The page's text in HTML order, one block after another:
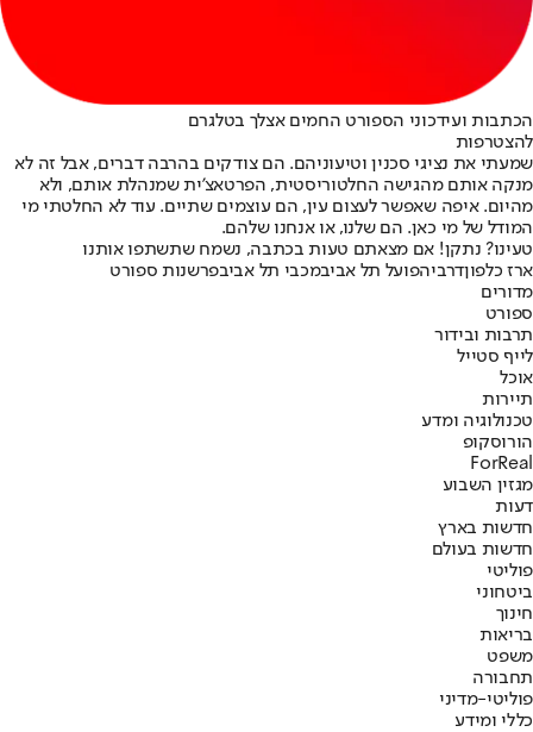
הכתבות ועידכוני הספורט החמים אצלך בטלגרם
להצטרפות
שמעתי את נציגי סכנין וטיעוניהם. הם צודקים בהרבה דברים, אבל זה לא
מנקה אותם מהגישה החלטוריסטית, הפרטאצ'ית שמנהלת אותם, ולא
מהיום. איפה שאפשר לעצום עין, הם עוצמים שתיים. עוד לא החלטתי מי
המודל של מי כאן. הם שלנו, או אנחנו שלהם.
טעינו? נתקן! אם מצאתם טעות בכתבה, נשמח שתשתפו אותנו
ארז כלפוןדרביהפועל תל אביבמכבי תל אביבפרשנות ספורט
מדורים
ספורט
תרבות ובידור
לייף סטייל
אוכל
תיירות
טכנולוגיה ומדע
הורוסקופ
ForReal
מגזין השבוע
דעות
חדשות בארץ
חדשות בעולם
פוליטי
ביטחוני
חינוך
בריאות
משפט
תחבורה
פוליטי-מדיני
כללי ומידע